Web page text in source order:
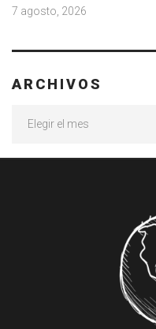
7 agosto, 2026
ARCHIVOS